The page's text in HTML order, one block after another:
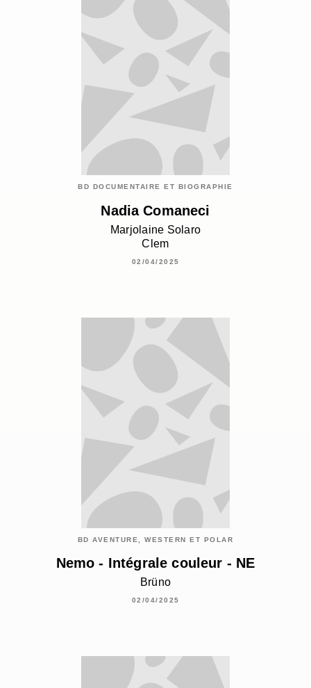
BD DOCUMENTAIRE ET BIOGRAPHIE
Nadia Comaneci
Marjolaine Solaro
Clem
02/04/2025
BD AVENTURE, WESTERN ET POLAR
Nemo - Intégrale couleur - NE
Brüno
02/04/2025